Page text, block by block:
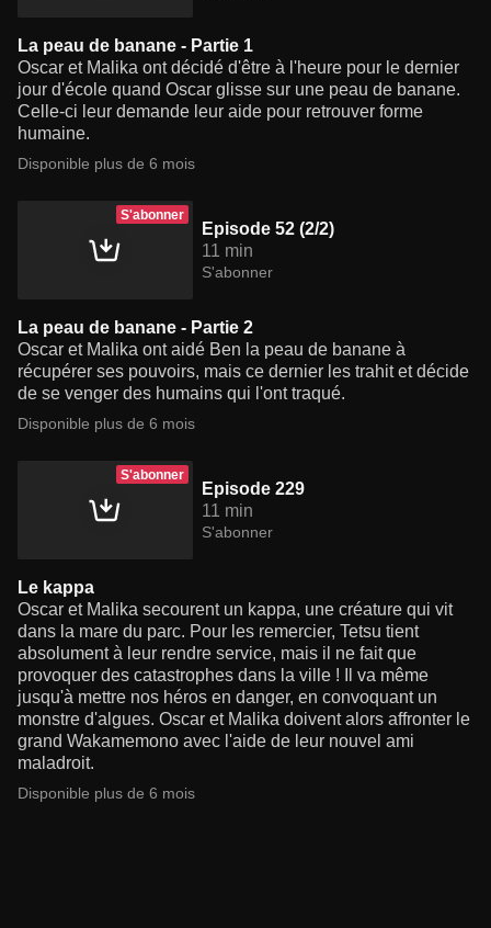
La peau de banane - Partie 1
Oscar et Malika ont décidé d'être à l'heure pour le dernier
jour d'école quand Oscar glisse sur une peau de banane.
Celle-ci leur demande leur aide pour retrouver forme
humaine.
Disponible plus de 6 mois
S'abonner
Episode 52 (2/2)
11 min
S'abonner
La peau de banane - Partie 2
Oscar et Malika ont aidé Ben la peau de banane à
récupérer ses pouvoirs, mais ce dernier les trahit et décide
de se venger des humains qui l'ont traqué.
Disponible plus de 6 mois
S'abonner
Episode 229
11 min
S'abonner
Le kappa
Oscar et Malika secourent un kappa, une créature qui vit
dans la mare du parc. Pour les remercier, Tetsu tient
absolument à leur rendre service, mais il ne fait que
provoquer des catastrophes dans la ville ! Il va même
jusqu'à mettre nos héros en danger, en convoquant un
monstre d'algues. Oscar et Malika doivent alors affronter le
grand Wakamemono avec l'aide de leur nouvel ami
maladroit.
Disponible plus de 6 mois